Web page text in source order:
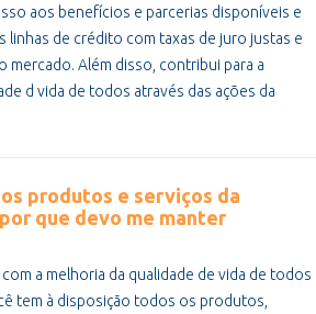
aos benefícios e parcerias disponíveis e
linhas de crédito com taxas de juro justas e
mercado. Além disso, contribui para a
d vida de todos através das ações da
produtos e serviços da
que devo me manter
a melhoria da qualidade de vida de todos
tem à disposição todos os produtos,